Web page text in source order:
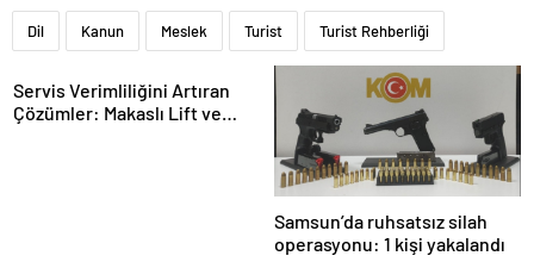
Dil Kanun Meslek Turist Turist Rehberliği
Servis Verimliliğini Artıran
Çözümler: Makaslı Lift ve
Samsun’da ruhsatsız silah
operasyonu: 1 kişi yakalandı